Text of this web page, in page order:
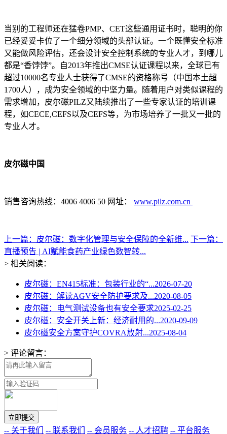
当别的工程师还在猛卷PMP、CET这些通用证书时，聪明的你
已经妥妥卡位了一个细分领域的头部认证。一个既懂安全标准
又能做风险评估，还会设计安全控制系统的专业人才，到哪儿
都是“香饽饽”。自2013年推出CMSE认证课程以来，全球已有
超过10000名专业人士获得了CMSE的资格称号（中国本土超
1700人），成为安全领域的中坚力量。随着用户对类似课程的
需求增加，皮尔磁PILZ又陆续推出了一些专家认证的培训课
程，如CECE,CEFS以及CEFS等，为市场培养了一批又一批的
专业人才。
皮尔磁中国
销售咨询热线：4006 4006 50 网址： www.pilz.com.cn
上一篇：皮尔磁：数字化管理与安全保障的全新维... 下一篇：
直播预告 | AI赋能食药产业绿色数智转...
> 相关阅读：
皮尔磁：EN415标准：包装行业的“...2026-07-20
皮尔磁：解读AGV安全防护要求及...2020-08-05
皮尔磁：电气测试设备也有安全要求2025-02-25
皮尔磁：安全开关上新：经济耐用的...2020-09-09
皮尔磁安全方案守护COVRA放射...2025-08-04
> 评论留言：
-- 关于我们 -- 联系我们 -- 会员服务 -- 人才招聘 -- 平台服务